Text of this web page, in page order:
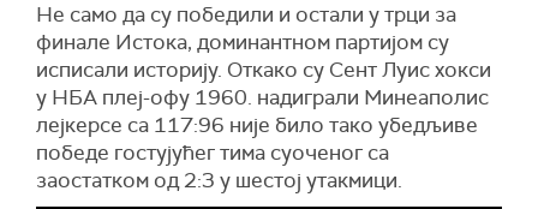
Не само да су победили и остали у трци за
финале Истока, доминантном партијом су
исписали историју. Откако су Сент Луис хокси
у НБА плеј-офу 1960. надиграли Минеаполис
лејкерсе са 117:96 није било тако убедљиве
победе гостујућег тима суоченог са
заостатком од 2:3 у шестој утакмици.